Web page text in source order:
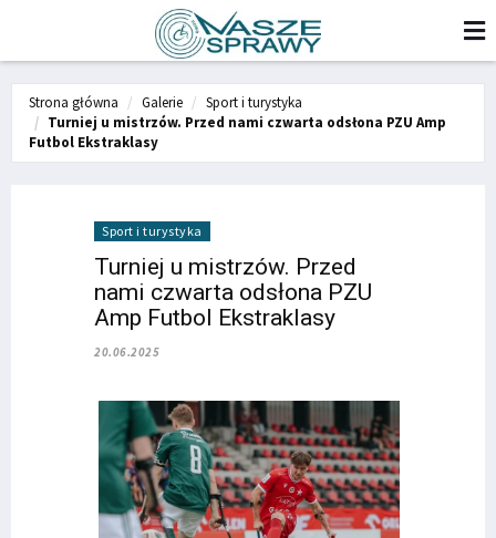
Strona główna Galerie
Sport i turystyka
Turniej u mistrzów. Przed nami czwarta odsłona PZU Amp
Futbol Ekstraklasy
Sport i turystyka
Turniej u mistrzów. Przed
nami czwarta odsłona PZU
Amp Futbol Ekstraklasy
20.06.2025